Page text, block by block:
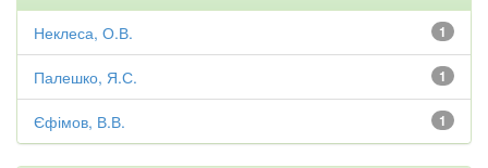
1
Неклеса, О.В.
1
Палешко, Я.С.
1
Єфімов, В.В.